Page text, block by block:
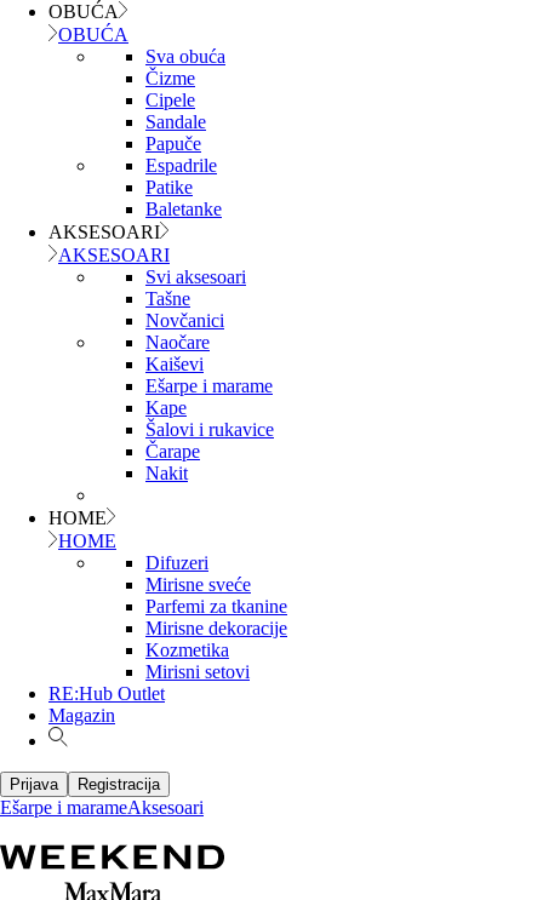
OBUĆA
OBUĆA
Sva obuća
Čizme
Cipele
Sandale
Papuče
Espadrile
Patike
Baletanke
AKSESOARI
AKSESOARI
Svi aksesoari
Tašne
Novčanici
Naočare
Kaiševi
Ešarpe i marame
Kape
Šalovi i rukavice
Čarape
Nakit
HOME
HOME
Difuzeri
Mirisne sveće
Parfemi za tkanine
Mirisne dekoracije
Kozmetika
Mirisni setovi
RE:Hub Outlet
Magazin
Prijava Registracija
Ešarpe i marameAksesoari